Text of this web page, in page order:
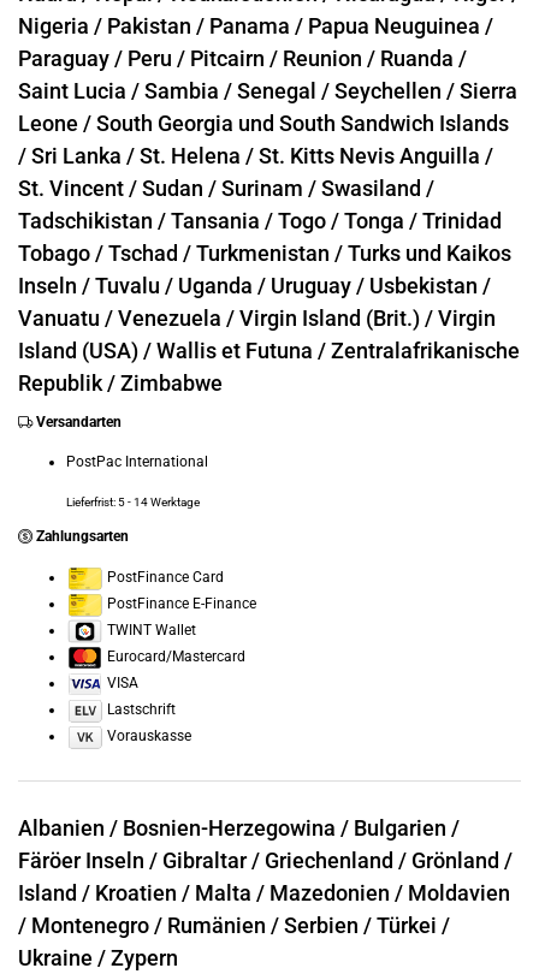
Nigeria / Pakistan / Panama / Papua Neuguinea /
Paraguay / Peru / Pitcairn / Reunion / Ruanda /
Saint Lucia /Sambia /Senegal /Seychellen /Sierra
Leone /South Georgia und South Sandwich Islands
/Sri Lanka /St. Helena /St. Kitts Nevis Anguilla /
St. Vincent /Sudan /Surinam /Swasiland /
Tadschikistan /Tansania /Togo /Tonga /Trinidad
Tobago /Tschad /Turkmenistan /Turks und Kaikos
Inseln /Tuvalu / Uganda / Uruguay / Usbekistan /
Vanuatu /Venezuela /Virgin Island (Brit.) /Virgin
Island (USA) /Wallis et Futuna /Zentralafrikanische
Republik /Zimbabwe
Versandarten
PostPac International
Lieferfrist: 5 - 14 Werktage
Zahlungsarten
PostFinance Card
PostFinance E-Finance
TWINT Wallet
Eurocard/Mastercard
VISA
Lastschrift
Vorauskasse
Albanien / Bosnien-Herzegowina / Bulgarien /
Färöer Inseln / Gibraltar / Griechenland / Grönland /
Island / Kroatien / Malta / Mazedonien / Moldavien
/ Montenegro / Rumänien /Serbien /Türkei /
Ukraine /Zypern